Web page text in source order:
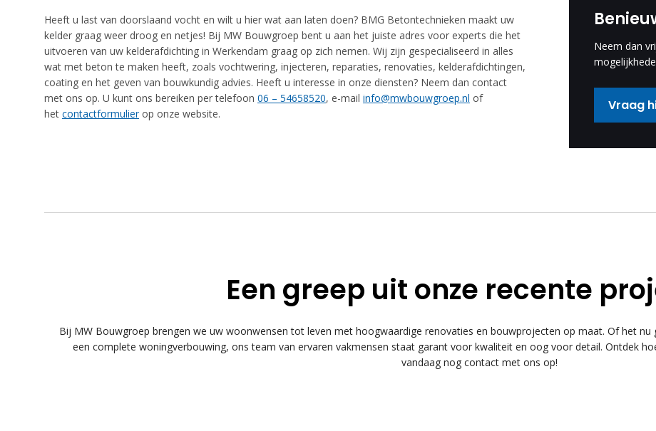
Heeft u last van doorslaand vocht en wilt u hier wat aan laten doen? BMG Betontechnieken maakt uw
kelder graag weer droog en netjes! Bij MW Bouwgroep bent u aan het juiste adres voor experts die het
uitvoeren van uw kelderafdichting in Werkendam graag op zich nemen. Wij zijn gespecialiseerd in alles
wat met beton te maken heeft, zoals vochtwering, injecteren, reparaties, renovaties, kelderafdichtingen,
coating en het geven van bouwkundig advies. Heeft u interesse in onze diensten? Neem dan contact
met ons op. U kunt ons bereiken per telefoon 06 – 54658520, e-mail info@mwbouwgroep.nl of
het contactformulierop onze website.
Neem dan
Vraag
Een greep uit onze recente
Bij MW Bouwgroep brengen we uw woonwensen tot leven met hoogwaardige renovaties en bouwprojecten op maat. Of het
een complete woningverbouwing, ons team van ervaren vakmensen staat garant voor kwaliteit en oog voor detail. Ontdek
vandaag nog contact met ons op!